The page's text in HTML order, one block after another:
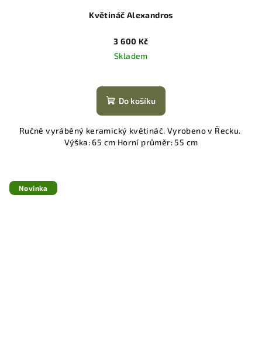
Květináč Alexandros
3 600 Kč
Skladem
Do košíku
Ručně vyráběný keramický květináč. Vyrobeno v Řecku.
Výška: 65 cm Horní průměr: 55 cm
Novinka